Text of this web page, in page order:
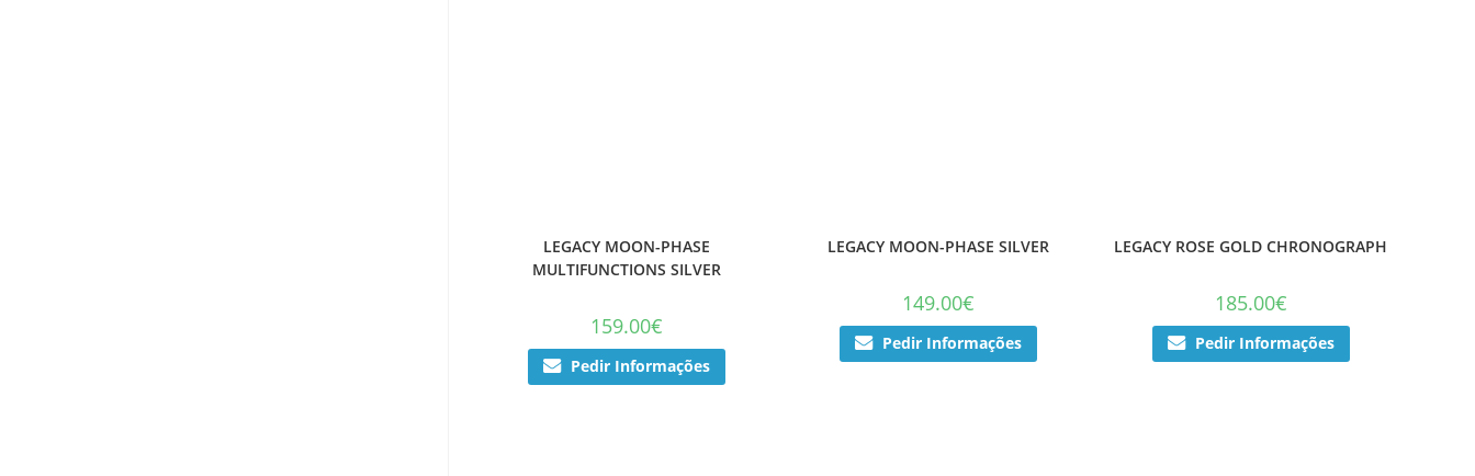
LEGACY MOON-PHASE
MULTIFUNCTIONS SILVER
159.00€
Pedir Informações
LEGACY MOON-PHASE SILVER
149.00€
Pedir Informações
LEGACY ROSE GOLD CHRONOGRAPH
185.00€
Pedir Informações